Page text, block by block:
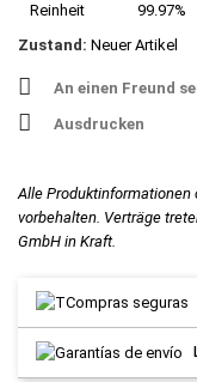
Reinheit
99.97%
Zustand: Neuer Artikel
An einen Freund
Ausdrucken
Alle Produktinformationen
vorbehalten. Verträge
GmbH in Kraft.